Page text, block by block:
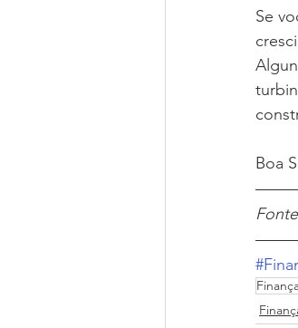
Se
Boa